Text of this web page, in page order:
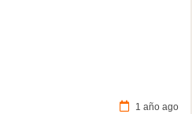
1 año ago